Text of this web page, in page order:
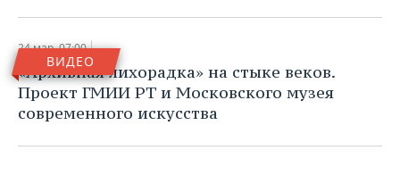
ВИДЕО
24 мар, 07:00
«Архивная лихорадка» на стыке веков.
Проект ГМИИ РТ и Московского музея
современного искусства
Общество
«Мин алтын матур чэчэк»: чем
украшали себя татарки до
революции?